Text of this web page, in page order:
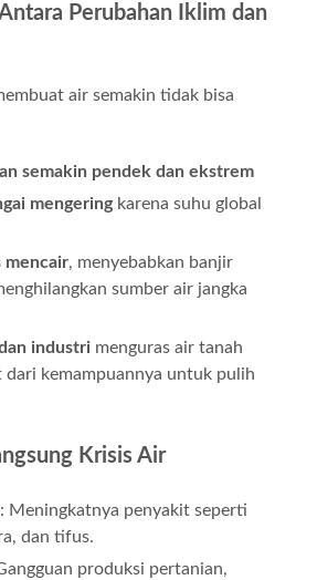
Perubahan Iklim dan
air semakin tidak bisa
semakin pendek dan ekstrem
mengeringkarena suhu global
mencair, menyebabkan banjir
sumber air jangka
industrimenguras air tanah
dari kemampuannya untuk pulih
Krisis Air
: Meningkatnya penyakit seperti
dan tifus.
produksi pertanian,